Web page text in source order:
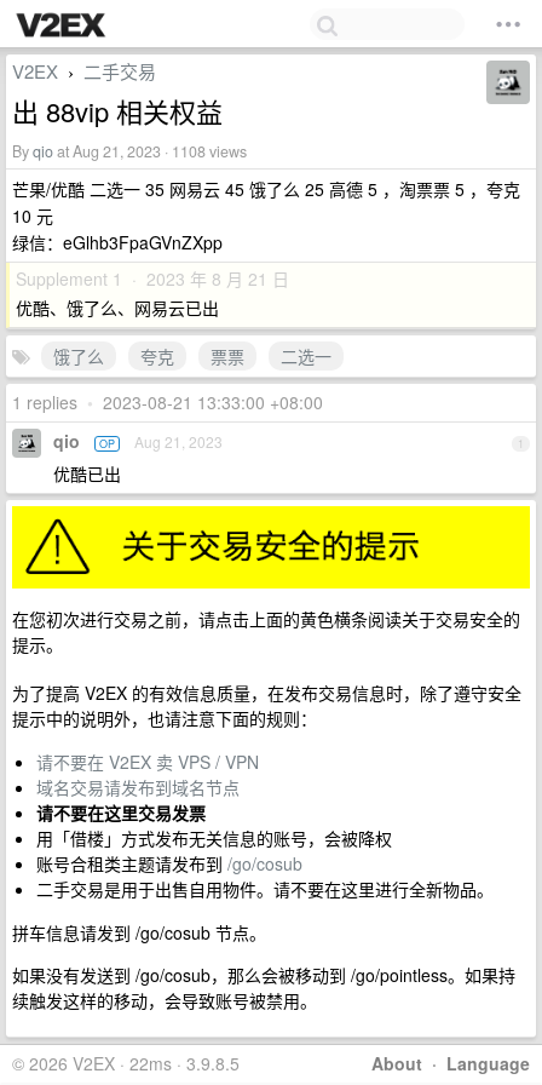
V2EX › 二手交易
出 88vip 相关权益
Byqioat Aug 21, 2023 · 1108 views
芒果/优酷 二选一 35 网易云 45 饿了么 25 高德 5 ，淘票票 5 ，夸克
10 元
绿信：eGlhb3FpaGVnZXpp
Supplement 1 · 2023 年 8 月 21 日
优酷、饿了么、网易云已出
饿了么
夸克 票票
二选一
1 replies • 2023-08-21 13:33:00 +08:00
1
qio OP Aug 21, 2023
优酷已出
在您初次进行交易之前，请点击上面的黄色横条阅读关于交易安全的
提示。
为了提高 V2EX 的有效信息质量，在发布交易信息时，除了遵守安全
提示中的说明外，也请注意下面的规则：
请不要在 V2EX 卖 VPS / VPN
域名交易请发布到域名节点
请不要在这里交易发票
用「借楼」方式发布无关信息的账号，会被降权
账号合租类主题请发布到 /go/cosub
二手交易是用于出售自用物件。请不要在这里进行全新物品。
拼车信息请发到 /go/cosub 节点。
如果没有发送到 /go/cosub，那么会被移动到 /go/pointless。如果持
续触发这样的移动，会导致账号被禁用。
About · Language
© 2026 V2EX · 22ms · 3.9.8.5